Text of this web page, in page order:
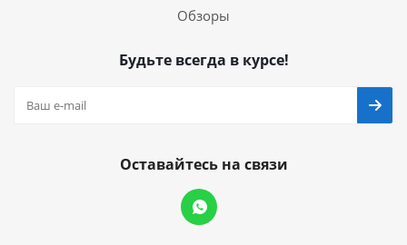
Обзоры
Будьте всегда в курсе!
Оставайтесь на связи